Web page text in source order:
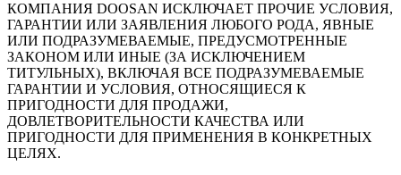
КОМПАНИЯ DOOSAN ИСКЛЮЧАЕТ ПРОЧИЕ УСЛОВИЯ,
ГАРАНТИИ ИЛИ ЗАЯВЛЕНИЯ ЛЮБОГО РОДА, ЯВНЫЕ
ИЛИ ПОДРАЗУМЕВАЕМЫЕ, ПРЕДУСМОТРЕННЫЕ
ЗАКОНОМ ИЛИ ИНЫЕ (ЗА ИСКЛЮЧЕНИЕМ
ТИТУЛЬНЫХ), ВКЛЮЧАЯ ВСЕ ПОДРАЗУМЕВАЕМЫЕ
ГАРАНТИИ И УСЛОВИЯ, ОТНОСЯЩИЕСЯ К
ПРИГОДНОСТИ ДЛЯ ПРОДАЖИ,
ДОВЛЕТВОРИТЕЛЬНОСТИ КАЧЕСТВА ИЛИ
ПРИГОДНОСТИ ДЛЯ ПРИМЕНЕНИЯ В КОНКРЕТНЫХ
ЦЕЛЯХ.